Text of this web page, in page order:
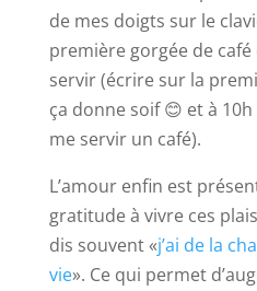
de mes doigts sur le
première gorgée de
servir (écrire sur la
ça donne soif 😊 et à
me servir un café).
L’amour enfin est
gratitude à vivre ces
dis souvent «j’ai de la
vie». Ce qui permet